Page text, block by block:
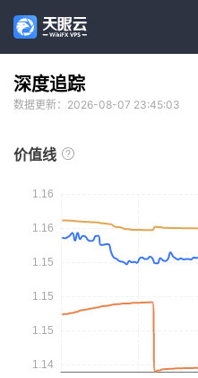
深度追踪
数据更新：2026-08-07 23:45:03
价值线